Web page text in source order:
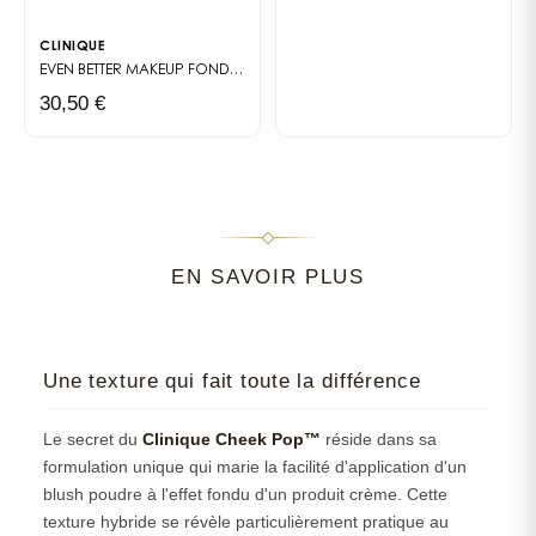
CLINIQUE
EVEN BETTER MAKEUP FOND DE TEINT SPF 15
30,50 €
EN SAVOIR PLUS
Une texture qui fait toute la différence
Le secret du Clinique Cheek Pop™ réside dans sa
formulation unique qui marie la facilité d'application d'un
blush poudre à l'effet fondu d'un produit crème. Cette
texture hybride se révèle particulièrement pratique au